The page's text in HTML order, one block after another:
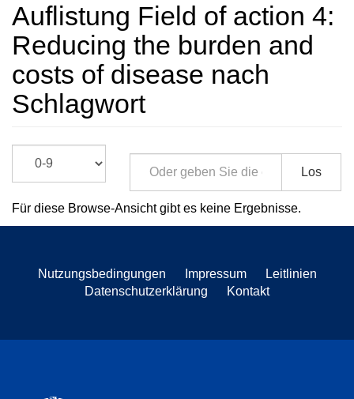
Auflistung Field of action 4:
Reducing the burden and
costs of disease nach
Schlagwort
Los
Für diese Browse-Ansicht gibt es keine Ergebnisse.
Nutzungsbedingungen Impressum
Leitlinien
Datenschutzerklärung
Kontakt